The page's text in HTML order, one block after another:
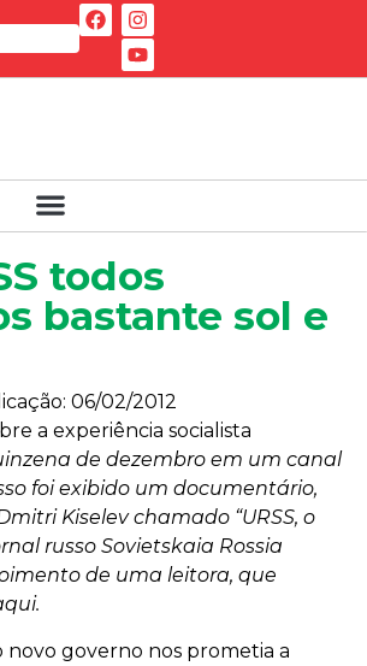
todos
bastante sol e
06/02/2012
a experiência socialista
de dezembro em um canal
foi exibido um documentário,
Kiselev chamado “URSS, o
russo Sovietskaia Rossia
de uma leitora, que
novo governo nos prometia a